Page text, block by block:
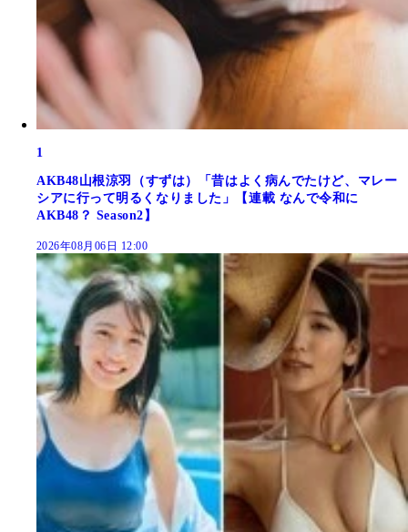
1
AKB48山根涼羽（すずは）「昔はよく病んでたけど、マレー
シアに行って明るくなりました」【連載 なんで令和に
AKB48？ Season2】
2026年08月06日 12:00